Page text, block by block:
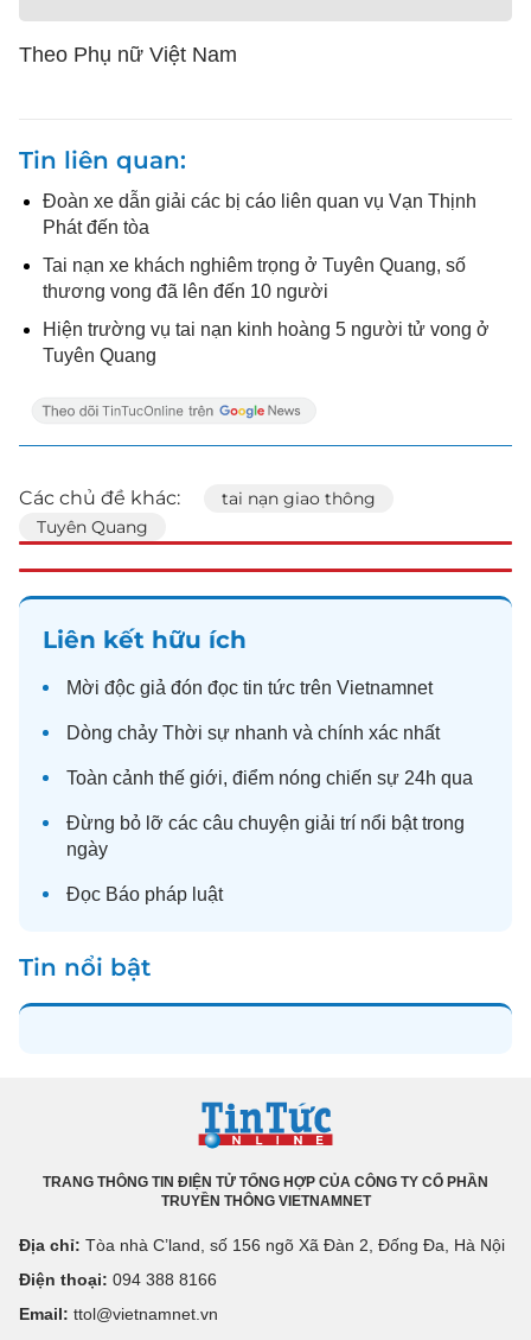
Theo Phụ nữ Việt Nam
Tin liên quan
Đoàn xe dẫn giải các bị cáo liên quan vụ Vạn Thịnh
Phát đến tòa
Tai nạn xe khách nghiêm trọng ở Tuyên Quang, số
thương vong đã lên đến 10 người
Hiện trường vụ tai nạn kinh hoàng 5 người tử vong ở
Tuyên Quang
Các chủ đề khác:
tai nạn giao thông
Tuyên Quang
Liên kết hữu ích
Mời độc giả đón đọc tin tức trên Vietnamnet
Dòng chảy Thời sự nhanh và chính xác nhất
Toàn cảnh thế giới, điểm nóng chiến sự 24h qua
Đừng bỏ lỡ các câu chuyện giải trí nổi bật trong
ngày
Đọc Báo pháp luật
Tin nổi bật
TRANG THÔNG TIN ĐIỆN TỬ TỔNG HỢP CỦA CÔNG TY CỔ PHẦN
TRUYỀN THÔNG VIETNAMNET
Địa chỉ: Tòa nhà C’land, số 156 ngõ Xã Đàn 2, Đống Đa, Hà Nội
Điện thoại: 094 388 8166
Email: ttol@vietnamnet.vn